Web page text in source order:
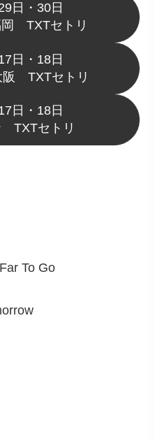
日・30日
岡 TXTセトリ
日・18日
阪 TXTセトリ
日・18日
TXTセトリ
To Go